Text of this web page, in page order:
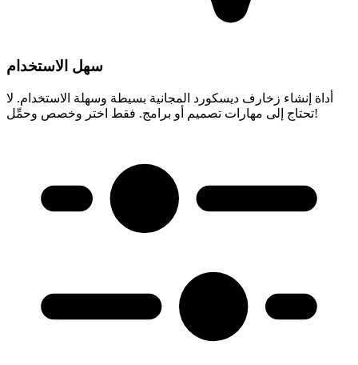
سهل الاستخدام
أداة إنشاء زخارف ديسكورد المجانية بسيطة وسهلة الاستخدام. لا
تحتاج إلى مهارات تصميم أو برامج. فقط اختر وخصص وحمِّل!